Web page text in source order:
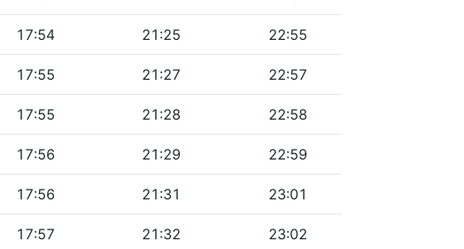
17:54 21:25 22:55
17:55 21:27 22:57
17:55 21:28 22:58
17:56 21:29 22:59
17:56 21:31 23:01
17:57 21:32 23:02